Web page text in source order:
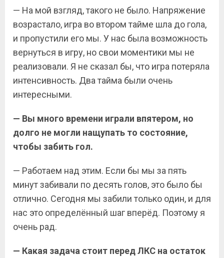
— На мой взгляд, такого не было. Напряжение
возрастало, игра во втором тайме шла до гола,
и пропустили его мы. У нас была возможность
вернуться в игру, но свои моментики мы не
реализовали. Я не сказал бы, что игра потеряла
интенсивность. Два тайма были очень
интересными.
— Вы много времени играли впятером, но
долго не могли нащупать то состояние,
чтобы забить гол.
— Работаем над этим. Если бы мы за пять
минут забивали по десять голов, это было бы
отлично. Сегодня мы забили только один, и для
нас это определённый шаг вперёд. Поэтому я
очень рад.
— Какая задача стоит перед ЛКС на остаток